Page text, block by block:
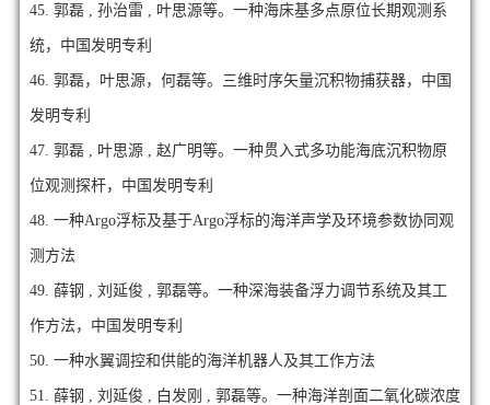
45. 郭磊 , 孙治雷 , 叶思源等。一种海床基多点原位长期观测系
统，中国发明专利
46. 郭磊，叶思源，何磊等。三维时序矢量沉积物捕获器，中国
发明专利
47. 郭磊 , 叶思源 , 赵广明等。一种贯入式多功能海底沉积物原
位观测探杆，中国发明专利
48. 一种Argo浮标及基于Argo浮标的海洋声学及环境参数协同观
测方法
49. 薛钢 , 刘延俊 , 郭磊等。一种深海装备浮力调节系统及其工
作方法，中国发明专利
50. 一种水翼调控和供能的海洋机器人及其工作方法
51. 薛钢 , 刘延俊 , 白发刚 , 郭磊等。一种海洋剖面二氧化碳浓度